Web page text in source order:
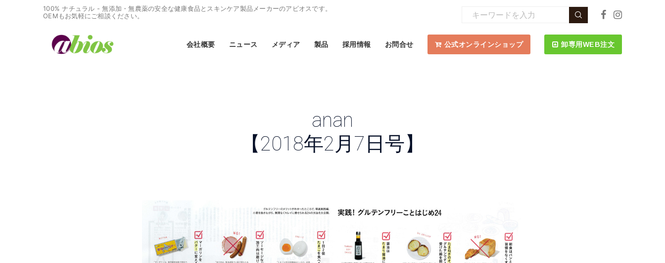
100% ナチュラル - 無添加・無農薬の安全な健康食品とスキンケア製品メーカーのアビオスです。
OEMもお気軽にご相談ください。
会社概要 ニュース メディア 製品 採用情報 お問合せ 公式オンラインショップ 卸専用WEB注文
anan
【2018年2月7日号】